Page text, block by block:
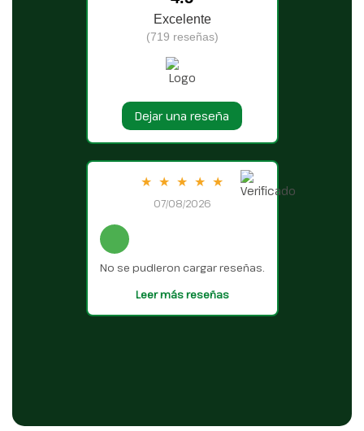
Excelente
(719 reseñas)
Dejar una reseña
★ ★ ★ ★ ★
07/08/2026
No se pudieron cargar reseñas.
Leer más reseñas